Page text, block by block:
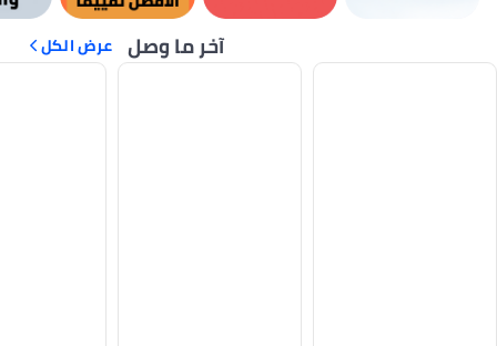
آخر ما وصل عرض الكل